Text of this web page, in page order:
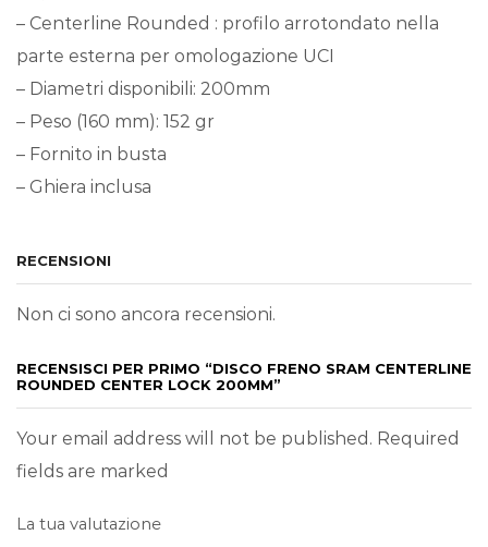
– Centerline Rounded : profilo arrotondato nella
parte esterna per omologazione UCI
– Diametri disponibili: 200mm
– Peso (160 mm): 152 gr
– Fornito in busta
– Ghiera inclusa
RECENSIONI
Non ci sono ancora recensioni.
RECENSISCI PER PRIMO “DISCO FRENO SRAM CENTERLINE
ROUNDED CENTER LOCK 200MM”
Your email address will not be published. Required
fields are marked
La tua valutazione